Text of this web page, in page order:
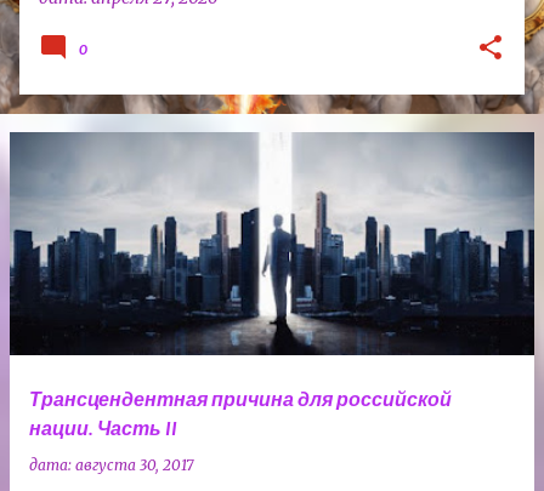
0
Трансцендентная причина для российской
нации. Часть II
дата: августа 30, 2017